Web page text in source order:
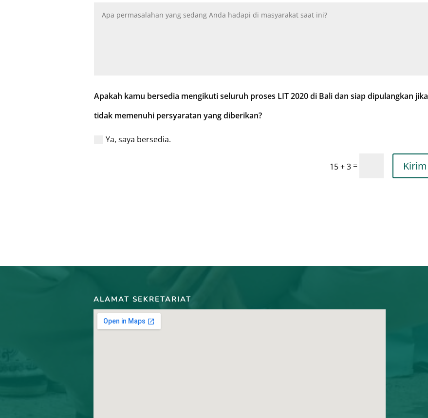
Apakah kamu bersedia mengikuti seluruh proses LIT 2020 di Bali dan siap dipulangkan jika
tidak memenuhi persyaratan yang diberikan?
Ya, saya bersedia.
15 + 3= Kirim
ALAMAT SEKRETARIAT